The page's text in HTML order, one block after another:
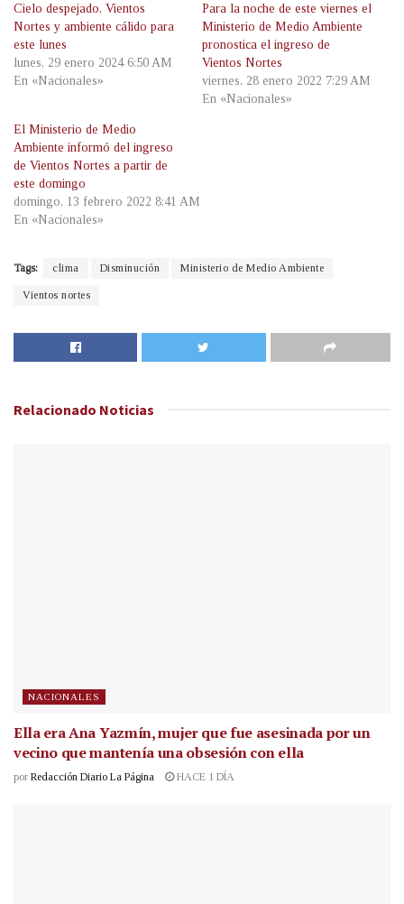
Cielo despejado, Vientos
Nortes y ambiente cálido para
este lunes
lunes, 29 enero 2024 6:50 AM
En «Nacionales»
Para la noche de este viernes el
Ministerio de Medio Ambiente
pronostica el ingreso de
Vientos Nortes
viernes, 28 enero 2022 7:29 AM
En «Nacionales»
El Ministerio de Medio
Ambiente informó del ingreso
de Vientos Nortes a partir de
este domingo
domingo, 13 febrero 2022 8:41 AM
En «Nacionales»
Tags: clima Disminución Ministerio de Medio Ambiente
Vientos nortes
Relacionado Noticias
NACIONALES
Ella era Ana Yazmín, mujer que fue asesinada por un
vecino que mantenía una obsesión con ella
por Redacción Diario La Página HACE 1 DÍA